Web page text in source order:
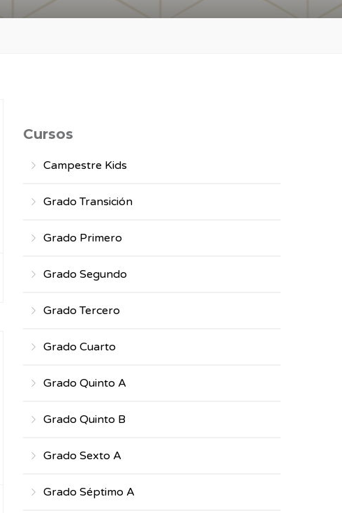
Cursos
Campestre Kids
Grado Transición
Grado Primero
Grado Segundo
Grado Tercero
Grado Cuarto
Grado Quinto A
Grado Quinto B
Grado Sexto A
Grado Séptimo A